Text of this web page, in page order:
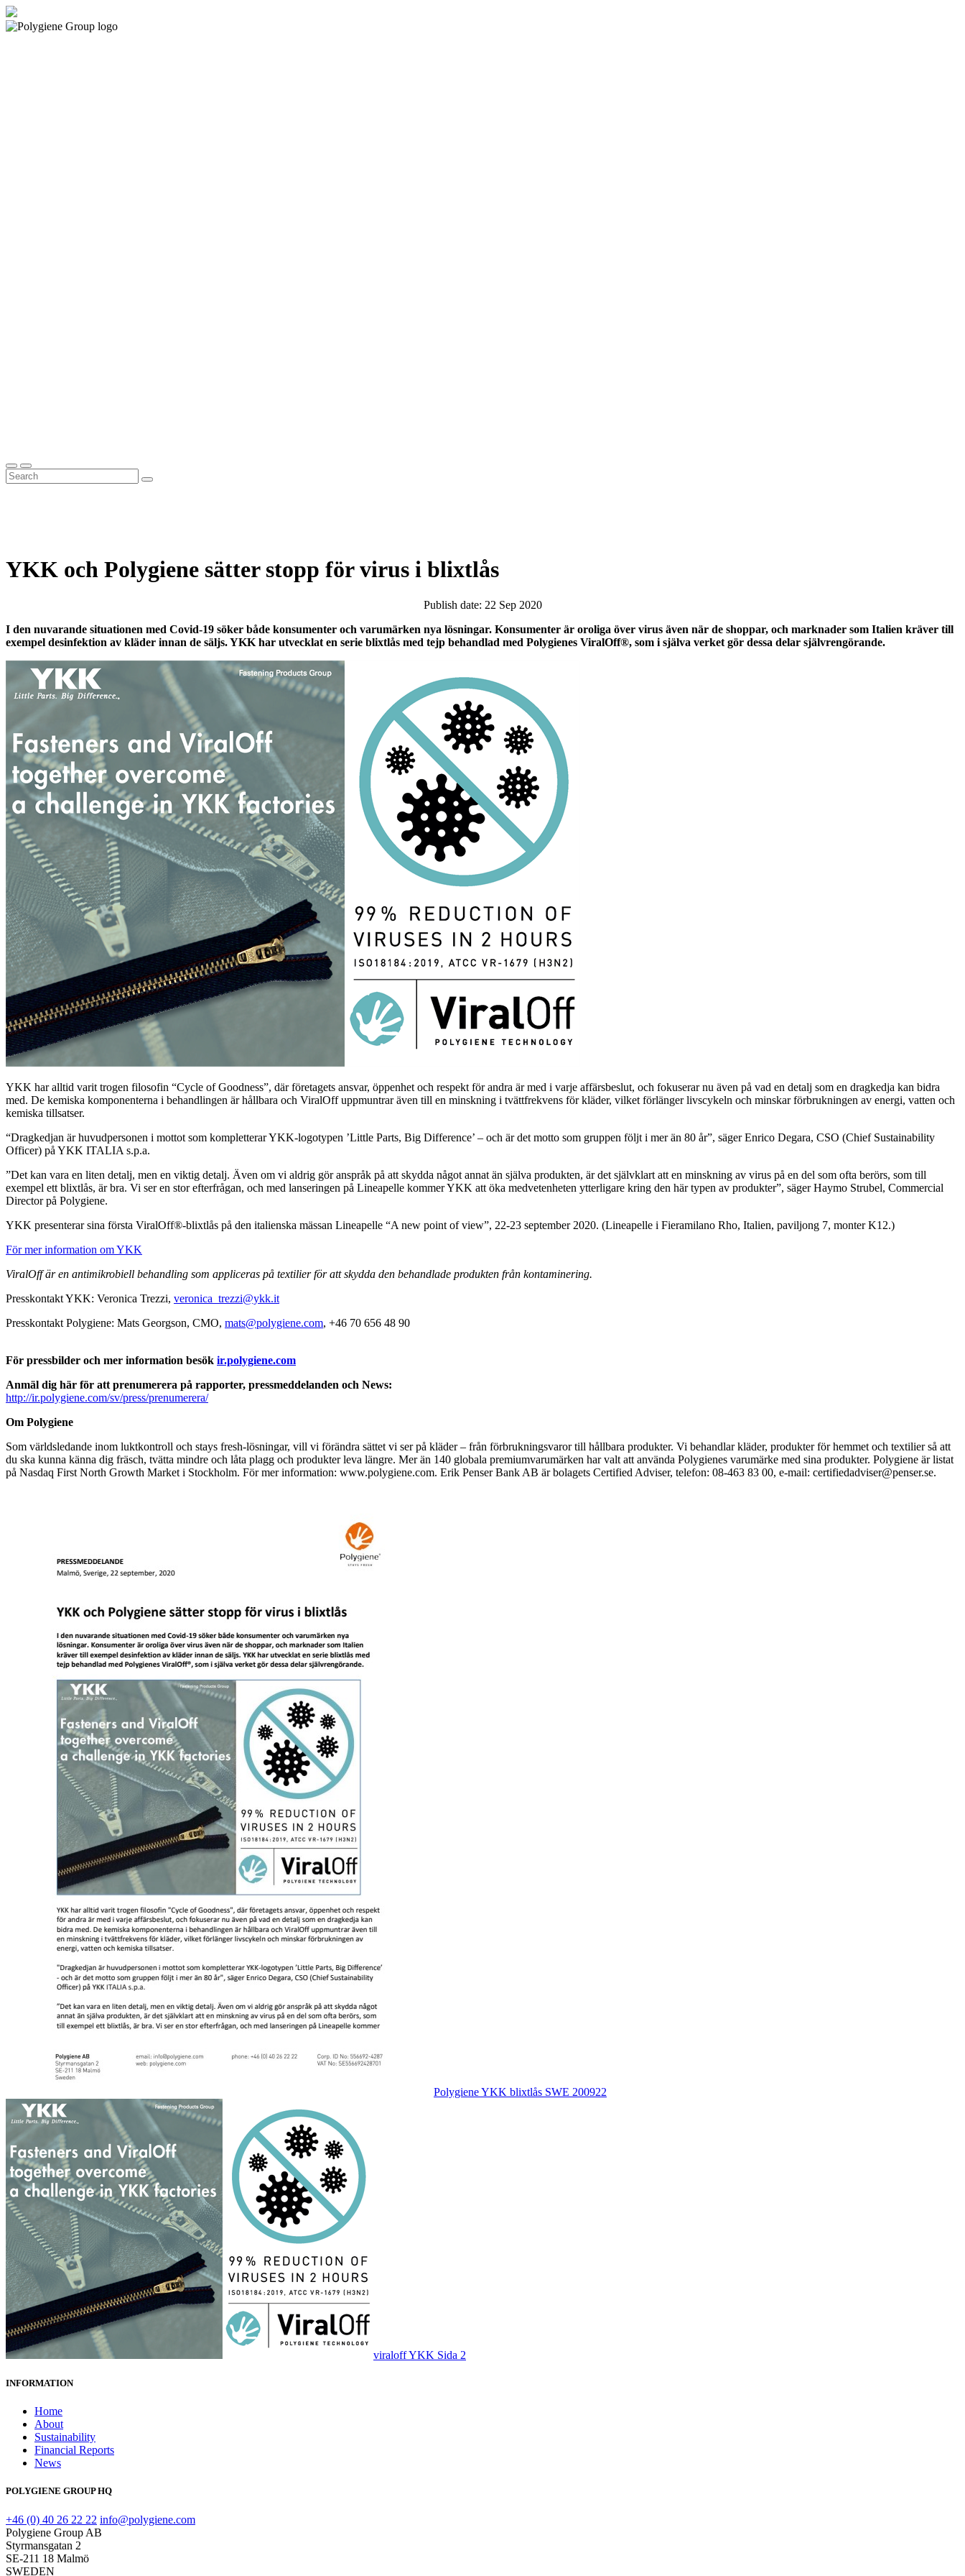
YKK och Polygiene sätter stopp för virus i blixtlås
Publish date: 22 Sep 2020
I den nuvarande situationen med Covid-19 söker både konsumenter och varumärken nya lösningar. Konsumenter är oroliga över virus även när de shoppar, och marknader som Italien kräver till
exempel desinfektion av kläder innan de säljs. YKK har utvecklat en serie blixtlås med tejp behandlad med Polygienes ViralOff®, som i själva verket gör dessa delar självrengörande.
YKK har alltid varit trogen filosofin “Cycle of Goodness”, där företagets ansvar, öppenhet och respekt för andra är med i varje affärsbeslut, och fokuserar nu även på vad en detalj som en dragkedja kan bidra
med. De kemiska komponenterna i behandlingen är hållbara och ViralOff uppmuntrar även till en minskning i tvättfrekvens för kläder, vilket förlänger livscykeln och minskar förbrukningen av energi, vatten och
kemiska tillsatser.
“Dragkedjan är huvudpersonen i mottot som kompletterar YKK-logotypen ’Little Parts, Big Difference’ – och är det motto som gruppen följt i mer än 80 år”, säger Enrico Degara, CSO (Chief Sustainability
Officer) på YKK ITALIA s.p.a.
”Det kan vara en liten detalj, men en viktig detalj. Även om vi aldrig gör anspråk på att skydda något annat än själva produkten, är det självklart att en minskning av virus på en del som ofta berörs, som till
exempel ett blixtlås, är bra. Vi ser en stor efterfrågan, och med lanseringen på Lineapelle kommerYKK att öka medvetenheten ytterligare kring den här typen av produkter”, säger Haymo Strubel, Commercial
Director på Polygiene.
YKK presenterar sina första ViralOff®-blixtlås på den italienska mässan Lineapelle “A new point of view”, 22-23 september 2020. (Lineapelle i Fieramilano Rho, Italien, paviljong 7, monter K12.)
För mer information om YKK
ViralOff är en antimikrobiell behandling som appliceras på textilier för att skydda den behandlade produkten från kontaminering.
Presskontakt YKK: Veronica Trezzi, veronica_trezzi@ykk.it
Presskontakt Polygiene: Mats Georgson, CMO, mats@polygiene.com, +46 70 656 48 90
För pressbilder och mer information besök ir.polygiene.com
Anmäl dig här för att prenumerera på rapporter, pressmeddelanden och News:
http://ir.polygiene.com/sv/press/prenumerera/
Om Polygiene
Som världsledande inom luktkontroll och stays fresh-lösningar, vill vi förändra sättet vi ser på kläder – från förbrukningsvaror till hållbara produkter. Vi behandlar kläder, produkter för hemmet och textilier så att
du ska kunna känna dig fräsch, tvätta mindre och låta plagg och produkter leva längre. Mer än 140 globala premiumvarumärken har valt att använda Polygienes varumärke med sina produkter. Polygiene är listat
på Nasdaq First North Growth Market i Stockholm. För mer information: www.polygiene.com. Erik Penser Bank AB är bolagets Certified Adviser, telefon: 08-463 83 00, e-mail: certifiedadviser@penser.se.
Polygiene YKK blixtlås SWE 200922
viraloff YKK Sida 2
INFORMATION
Home
About
Sustainability
Financial Reports
News
POLYGIENE GROUP HQ
+46 (0) 40 26 22 22 info@polygiene.com
Polygiene Group AB
Styrmansgatan 2
SE-211 18 Malmö
SWEDEN